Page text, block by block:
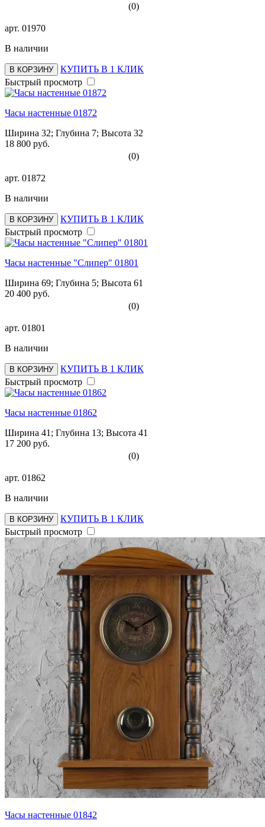
(0)
арт. 01970
В наличии
В КОРЗИНУ
КУПИТЬ В 1 КЛИК
Быстрый просмотр
Часы настенные 01872
Ширина 32; Глубина 7; Высота 32
18 800 руб.
(0)
арт. 01872
В наличии
В КОРЗИНУ
КУПИТЬ В 1 КЛИК
Быстрый просмотр
Часы настенные "Слипер" 01801
Ширина 69; Глубина 5; Высота 61
20 400 руб.
(0)
арт. 01801
В наличии
В КОРЗИНУ
КУПИТЬ В 1 КЛИК
Быстрый просмотр
Часы настенные 01862
Ширина 41; Глубина 13; Высота 41
17 200 руб.
(0)
арт. 01862
В наличии
В КОРЗИНУ
КУПИТЬ В 1 КЛИК
Быстрый просмотр
Часы настенные 01842